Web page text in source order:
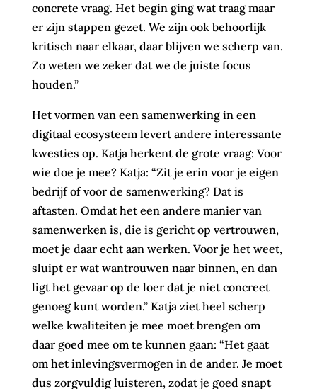
concrete vraag. Het begin ging wat traag maar
er zijn stappen gezet. We zijn ook behoorlijk
kritisch naar elkaar, daar blijven we scherp van.
Zo weten we zeker dat we de juiste focus
houden.”
Het vormen van een samenwerking in een
digitaal ecosysteem levert andere interessante
kwesties op. Katja herkent de grote vraag: Voor
wie doe je mee? Katja: “Zit je erin voor je eigen
bedrijf of voor de samenwerking? Dat is
aftasten. Omdat het een andere manier van
samenwerken is, die is gericht op vertrouwen,
moet je daar echt aan werken. Voor je het weet,
sluipt er wat wantrouwen naar binnen, en dan
ligt het gevaar op de loer dat je niet concreet
genoeg kunt worden.” Katja ziet heel scherp
welke kwaliteiten je mee moet brengen om
daar goed mee om te kunnen gaan: “Het gaat
om het inlevingsvermogen in de ander. Je moet
dus zorgvuldig luisteren, zodat je goed snapt